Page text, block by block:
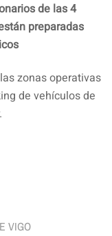
de las 4
preparadas
zonas operativas
de vehículos de
VIGO